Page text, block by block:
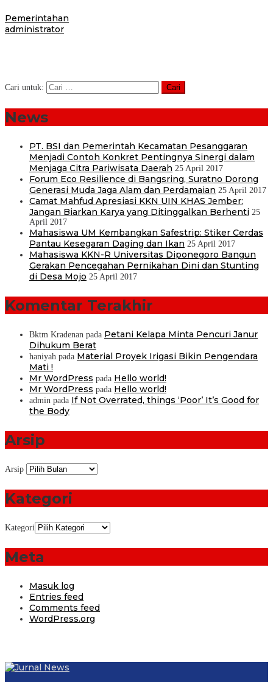
Pemerintahan
administrator
Cari untuk:
News
PT. BSI dan Pemerintah Kecamatan Pesanggaran
Menjadi Contoh Konkret Pentingnya Sinergi dalam
Menjaga Citra Pariwisata Daerah 25 April 2017
Forum Eco Resilience di Bangsring, Suratno Dorong
Generasi Muda Jaga Alam dan Perdamaian 25 April 2017
Camat Mahfud Apresiasi KKN UIN KHAS Jember:
Jangan Biarkan Karya yang Ditinggalkan Berhenti 25
April 2017
Mahasiswa UM Kembangkan Safestrip: Stiker Cerdas
Pantau Kesegaran Daging dan Ikan 25 April 2017
Mahasiswa KKN-R Universitas Diponegoro Bangun
Gerakan Pencegahan Pernikahan Dini dan Stunting
di Desa Mojo 25 April 2017
Komentar Terakhir
Bktm Kradenan pada Petani Kelapa Minta Pencuri Janur
Dihukum Berat
haniyah pada Material Proyek Irigasi Bikin Pengendara
Mati !
Mr WordPress pada Hello world!
Mr WordPress pada Hello world!
admin pada If Not Overrated, things ‘Poor’ It’s Good for
the Body
Arsip
Arsip
Kategori
Kategori
Meta
Masuk log
Entries feed
Comments feed
WordPress.org